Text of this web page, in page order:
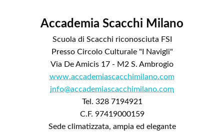
Accademia Scacchi Milano
Scuola di Scacchi riconosciuta FSI
Presso Circolo Culturale "I Navigli"
Via De Amicis 17 - M2 S. Ambrogio
www.accademiascacchimilano.com
info@accademiascacchimilano.com
Tel. 328 7194921
C.F. 97419000159
Sede climatizzata, ampia ed elegante